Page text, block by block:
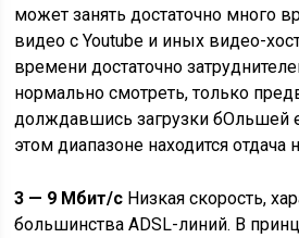
может занять достаточно много
видео с Youtube и иных видео-
времени достаточно
нормально смотреть, только
долждавшись загрузки бОльшей
этом диапазоне находится отдача
3 — 9 Мбит/с Низкая скорость,
большинства ADSL-линий. В